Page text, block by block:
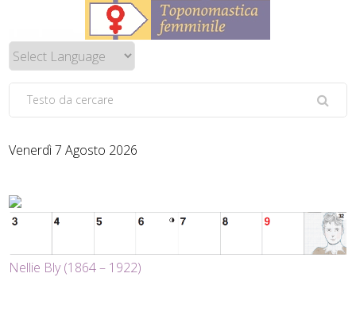
Venerdì 7 Agosto 2026
Nellie Bly (1864 – 1922)